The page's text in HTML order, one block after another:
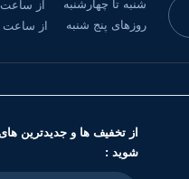
شنبه تا چهارشنبه از ساعت
روزهای پنج شنبه از ساعت
از تخفیف ها و جدیدترین
شوید :